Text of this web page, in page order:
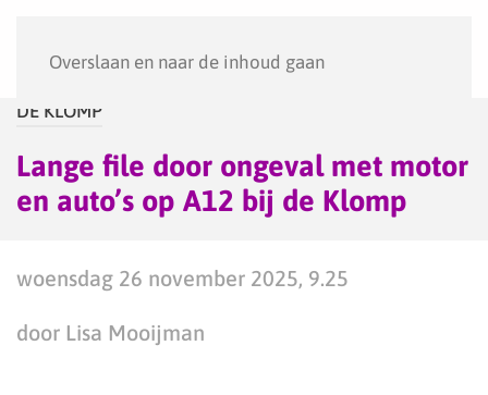
Overslaan en naar de inhoud gaan
DE KLOMP
Lange file door ongeval met motor
en auto’s op A12 bij de Klomp
woensdag 26 november 2025, 9.25
door Lisa Mooijman